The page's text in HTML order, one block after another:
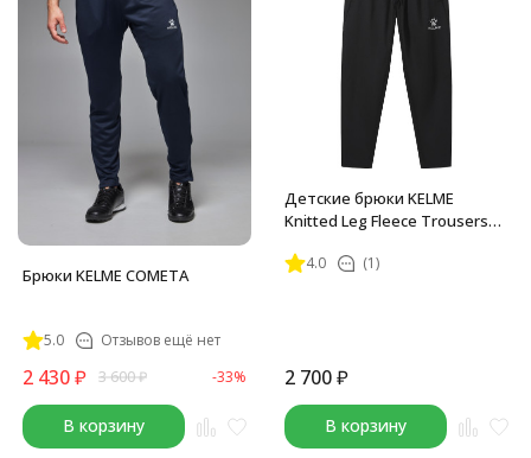
Брюки KELME COMETA
5.0 Отзывов ещё нет
2 430₽ 3 600₽ -33%
В корзину
Детские брюки KELME
Knitted Leg Fleece Trousers
4.0 (1)
2 700₽
В корзину